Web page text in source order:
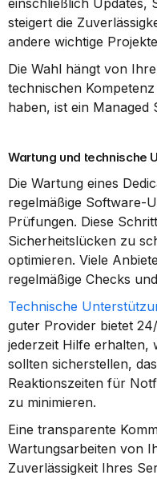
einschließlich Updates,
steigert die
andere wichtige
Die Wahl hängt von
technischen
haben, ist ein Managed
Wartung und technische
Die Wartung eines
regelmäßige Software-
Prüfungen. Diese
Sicherheitslücken zu
optimieren. Viele
regelmäßige Checks
Technische
guter Provider bietet
jederzeit Hilfe erhalten,
sollten sicherstellen,
Reaktionszeiten für
zu minimieren.
Eine transparente
Wartungsarbeiten von
Zuverlässigkeit Ihres